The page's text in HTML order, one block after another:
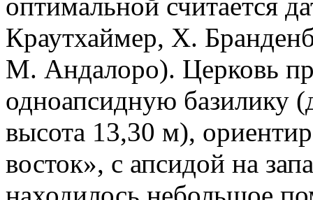
Краутхаймер, Х.
М. Андалоро). Церковь
одноапсидную базилику
высота 13,30 м),
восток», с апсидой на